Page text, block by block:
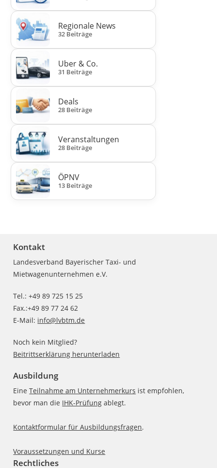
Regionale News
32 Beiträge
Uber & Co.
31 Beiträge
Deals
28 Beiträge
Veranstaltungen
28 Beiträge
ÖPNV
13 Beiträge
Kontakt
Landesverband Bayerischer Taxi- und
Mietwagenunternehmen e.V.
Tel.: +49 89 725 15 25
Fax.:+49 89 77 24 62
E-Mail: info@lvbtm.de
Noch kein Mitglied?
Beitrittserklärung herunterladen
Ausbildung
EineTeilnahme am Unternehmerkurs ist empfohlen,
bevor man die IHK-Prüfung ablegt.
Kontaktformular für Ausbildungsfragen.
Voraussetzungen und Kurse
Rechtliches